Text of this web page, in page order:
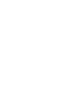
會
體
將